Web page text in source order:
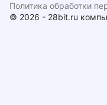
© 2026 - 28bit.ru
Политика обработки